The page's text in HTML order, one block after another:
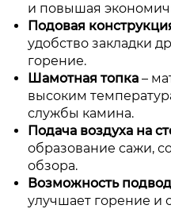
и повышая
Подовая
удобство закладки
горение.
Шамотная топка –
высоким
службы камина.
Подача воздуха на
образование сажи,
обзора.
Возможность
улучшает горение и